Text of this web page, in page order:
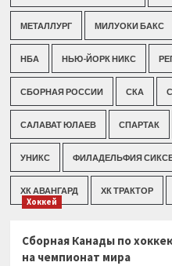
МЕТАЛЛУРГ МИЛУОКИ БАКС
НБА НЬЮ-ЙОРК НИКС
СБОРНАЯ РОССИИ СКА
САЛАВАТ ЮЛАЕВ СПАРТАК
УНИКС ФИЛАДЕЛЬФИЯ
ХК АВАНГАРД ХК ТРАКТОР
Хоккей
Сборная Канады по
на чемпионат мира